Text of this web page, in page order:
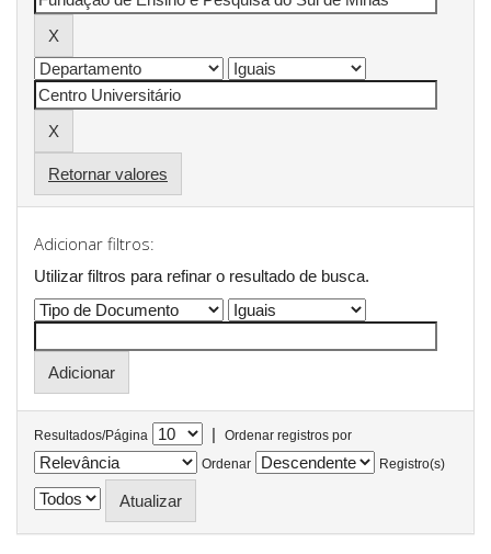
Retornar valores
Adicionar filtros:
Utilizar filtros para refinar o resultado de busca.
Resultados/Página |
Ordenar registros por
Ordenar
Registro(s)